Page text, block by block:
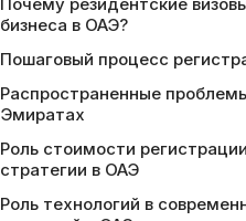
бизнеса в ОАЭ?
Пошаговый процесс
Распространенные
Эмиратах
Роль стоимости
стратегии в ОАЭ
Роль технологий в